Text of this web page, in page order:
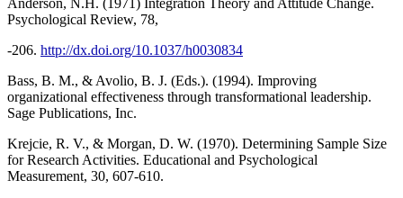
Anderson, N.H. (1971) Integration Theory and Attitude Change.
Psychological Review, 78,
-206. http://dx.doi.org/10.1037/h0030834
Bass, B. M., & Avolio, B. J. (Eds.). (1994). Improving
organizational effectiveness through transformational leadership.
Sage Publications, Inc.
Krejcie, R. V., & Morgan, D. W. (1970). Determining Sample Size
for Research Activities. Educational and Psychological
Measurement, 30, 607-610.